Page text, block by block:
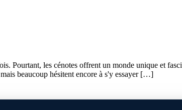
Pourtant, les cénotes offrent un monde unique et
beaucoup hésitent encore à s'y essayer […]